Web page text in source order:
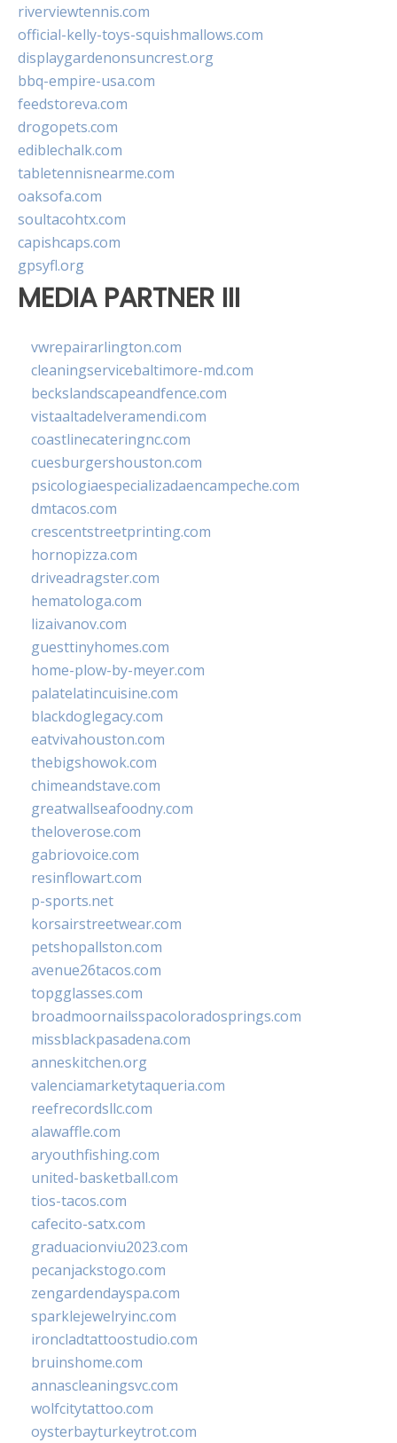
riverviewtennis.com
official-kelly-toys-squishmallows.com
displaygardenonsuncrest.org
bbq-empire-usa.com
feedstoreva.com
drogopets.com
ediblechalk.com
tabletennisnearme.com
oaksofa.com
soultacohtx.com
capishcaps.com
gpsyfl.org
MEDIA PARTNER III
vwrepairarlington.com
cleaningservicebaltimore-md.com
beckslandscapeandfence.com
vistaaltadelveramendi.com
coastlinecateringnc.com
cuesburgershouston.com
psicologiaespecializadaencampeche.com
dmtacos.com
crescentstreetprinting.com
hornopizza.com
driveadragster.com
hematologa.com
lizaivanov.com
guesttinyhomes.com
home-plow-by-meyer.com
palatelatincuisine.com
blackdoglegacy.com
eatvivahouston.com
thebigshowok.com
chimeandstave.com
greatwallseafoodny.com
theloverose.com
gabriovoice.com
resinflowart.com
p-sports.net
korsairstreetwear.com
petshopallston.com
avenue26tacos.com
topgglasses.com
broadmoornailsspacoloradosprings.com
missblackpasadena.com
anneskitchen.org
valenciamarketytaqueria.com
reefrecordsllc.com
alawaffle.com
aryouthfishing.com
united-basketball.com
tios-tacos.com
cafecito-satx.com
graduacionviu2023.com
pecanjackstogo.com
zengardendayspa.com
sparklejewelryinc.com
ironcladtattoostudio.com
bruinshome.com
annascleaningsvc.com
wolfcitytattoo.com
oysterbayturkeytrot.com